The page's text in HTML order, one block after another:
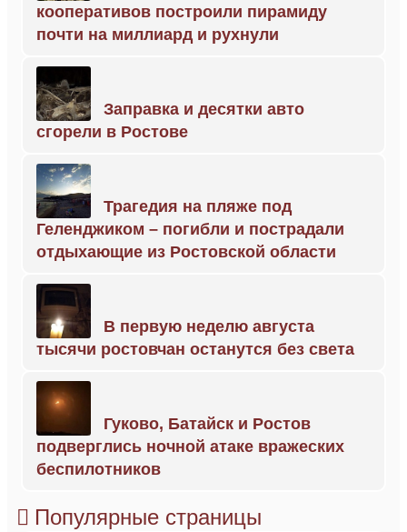
кооперативов построили пирамиду
почти на миллиард и рухнули
Заправка и десятки авто
сгорели в Ростове
Трагедия на пляже под
Геленджиком – погибли и пострадали
отдыхающие из Ростовской области
В первую неделю августа
тысячи ростовчан останутся без света
Гуково, Батайск и Ростов
подверглись ночной атаке вражеских
беспилотников
Популярные страницы